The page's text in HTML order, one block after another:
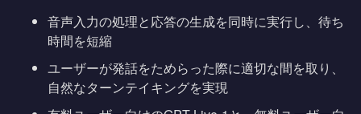
音声入力の処理と応答の生成を同時に実行し、待ち
時間を短縮
ユーザーが発話をためらった際に適切な間を取り、
自然なターンテイキングを実現